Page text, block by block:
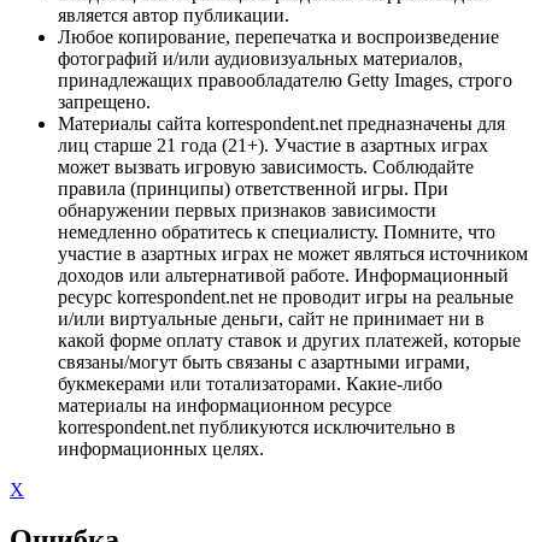
является автор публикации.
Любое копирование, перепечатка и воспроизведение
фотографий и/или аудиовизуальных материалов,
принадлежащих правообладателю Getty Images, строго
запрещено.
Материалы сайта korrespondent.net предназначены для
лиц старше 21 года (21+). Участие в азартных играх
может вызвать игровую зависимость. Соблюдайте
правила (принципы) ответственной игры. При
обнаружении первых признаков зависимости
немедленно обратитесь к специалисту. Помните, что
участие в азартных играх не может являться источником
доходов или альтернативой работе. Информационный
ресурс korrespondent.net не проводит игры на реальные
и/или виртуальные деньги, сайт не принимает ни в
какой форме оплату ставок и других платежей, которые
связаны/могут быть связаны с азартными играми,
букмекерами или тотализаторами. Какие-либо
материалы на информационном ресурсе
korrespondent.net публикуются исключительно в
информационных целях.
X